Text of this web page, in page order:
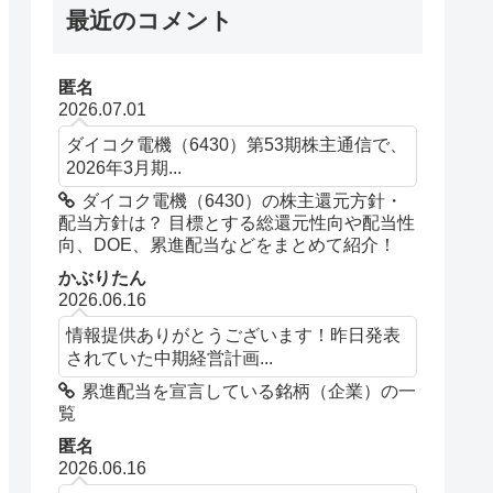
最近のコメント
匿名
2026.07.01
ダイコク電機（6430）第53期株主通信で、
2026年3月期...
ダイコク電機（6430）の株主還元方針・
配当方針は？ 目標とする総還元性向や配当性
向、DOE、累進配当などをまとめて紹介！
かぶりたん
2026.06.16
情報提供ありがとうございます！昨日発表
されていた中期経営計画...
累進配当を宣言している銘柄（企業）の一
覧
匿名
2026.06.16